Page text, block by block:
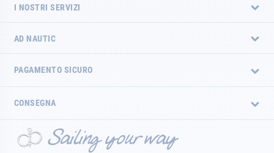
I NOSTRI SERVIZI
AD NAUTIC
PAGAMENTO SICURO
CONSEGNA